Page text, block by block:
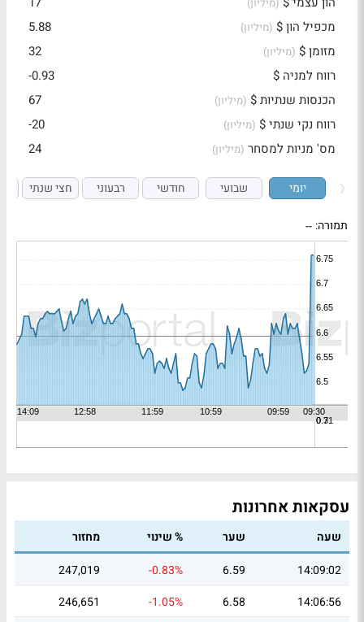
(מיליון)
מכפיל הון $ (מיליון)
5.88
מזומן $ (מיליון)
32
רווח למניה $
-0.93
הכנסות שנתיות $ (מיליון)
67
רווח נקי שנתי $ (מיליון)
-20
מס' מניות למסחר (מיליון) 24
יומי שבועי חודשי רבעוני חצי שנתי
תמורה: --
עסקאות אחרונות
שעה שער % שינוי
מחזור
14:09:02
6.59
-0.83%
247,019
14:06:56
6.58
-1.05%
246,651